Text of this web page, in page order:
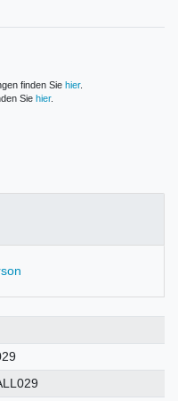
finden Sie hier.
Sie hier.